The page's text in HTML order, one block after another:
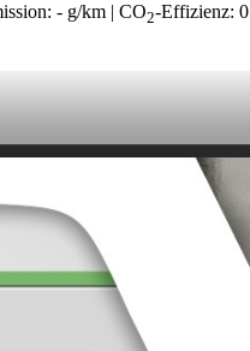
- g/km | CO2-Effizienz: 0